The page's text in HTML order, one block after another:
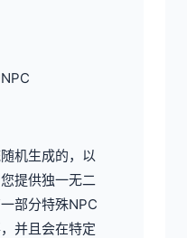
机生成的，以
提供独一无二
部分特殊NPC
并且会在特定